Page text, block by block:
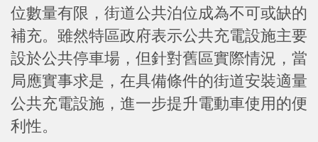
位數量有限，街道公共泊位成為不可或缺的
補充。雖然特區政府表示公共充電設施主要
設於公共停車場，但針對舊區實際情況，當
局應實事求是，在具備條件的街道安裝適量
公共充電設施，進一步提升電動車使用的便
利性。